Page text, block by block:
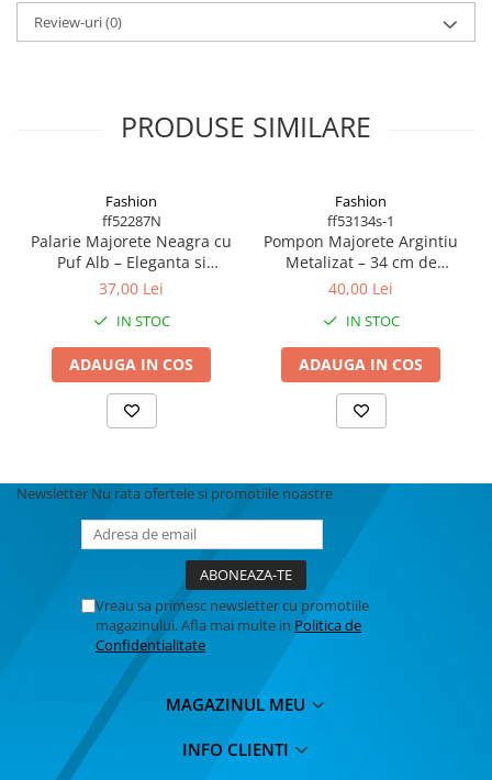
MACHETE MILITARE
Machete Auto Scara 1:32 – 1:36 –
MACHETE AUTO SCARA 1:72 - 1:76
MACHETE AUTO SCARA 1:87
MACHETE CAMIOANE / CAP
MACHETE ELICOPTERE SI AVIOANE
MACHETE MOTOCICLETE SI
MACHETE RALIU – Miniaturi Masini
de Raliu la Diverse Scari
MACHETE VEHICULE INTERVENTIE
Seturi HOTWHEELS
VITRINE, FIGURINE, ACCESORII
ACCESORII CARNAVAL
ACCESORII SI BIJUTERII CARNAVAL
Review-uri(0)
PRODUSE SIMILARE
Fashion
ff52287N
Palarie Majorete Neagra cu
Puf Alb – Eleganta si
Contrast in Stil Triunghiular
37,00 Lei
IN STOC
ADAUGA IN COS
Fashion
ff53134s-1
Pompon Majorete Argintiu
Metalizat – 34 cm de
Energie si Stralucire!
40,00 Lei
IN STOC
ADAUGA IN COS
Newsletter Nu rata ofertele si promotiile noastre
Vreau sa primesc newsletter cu promotiile
magazinului. Afla mai multe in Politica de
Confidentialitate
MAGAZINUL MEU
INFO CLIENTI